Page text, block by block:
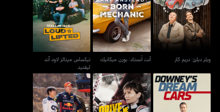
ويلر ديلرز: دريم كار
ويلر ديلرز: دريم كار
آنت أنستاد: بورن ميكانيك
آنت أنستاد: بورن ميكانيك
تيكساس ميتالز لاود آند
ليفتيد
تيكساس ميتالز لاود آند
ليفتيد